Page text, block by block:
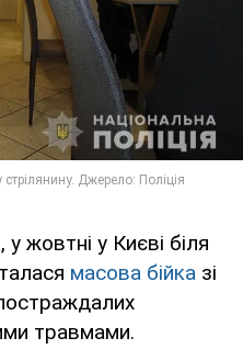
, у жовтні у Києві біля
масова бійка зі
травмами.